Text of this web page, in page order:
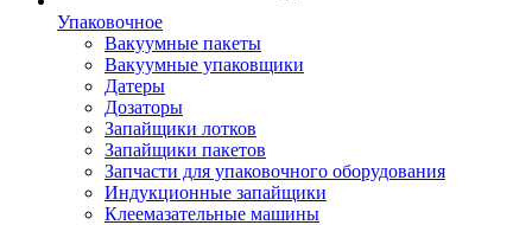
Упаковочное
Вакуумные пакеты
Вакуумные упаковщики
Датеры
Дозаторы
Запайщики лотков
Запайщики пакетов
Запчасти для упаковочного оборудования
Индукционные запайщики
Клеемазательные машины